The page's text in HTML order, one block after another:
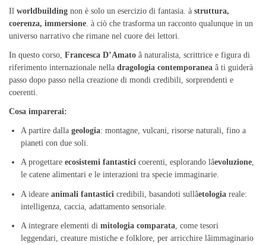
Il worldbuilding non è solo un esercizio di fantasia. à struttura,
coerenza, immersione . à ciò che trasforma un racconto qualunque in un
universo narrativo che rimane nel cuore dei lettori.
In questo corso, Francesca D’Amato â naturalista, scrittrice e figura di
riferimento internazionale nella dragologia contemporanea â ti guiderà
passo dopo passo nella creazione di mondi credibili, sorprendenti e
coerenti.
Cosa imparerai:
A partire dalla geologia: montagne, vulcani, risorse naturali, fino a
pianeti con due soli.
A progettare ecosistemi fantastici coerenti, esplorando lâevoluzione,
le catene alimentari e le interazioni tra specie immaginarie.
A ideare animali fantastici credibili, basandoti sullâetologia reale:
intelligenza, caccia, adattamento sensoriale.
A integrare elementi di mitologia comparata , come tesori
leggendari, creature mistiche e folklore, per arricchire lâimmaginario